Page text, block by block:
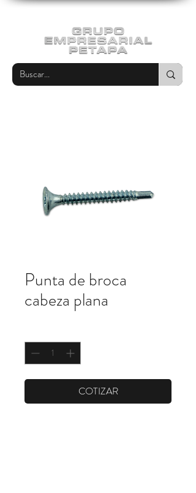
Punta de broca
cabeza plana
COTIZAR